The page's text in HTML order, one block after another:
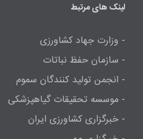
لینک های مرتبط
- وزارت جهاد کشاورزی
- سازمان حفظ نباتات
- انجمن تولید کنندگان سموم
- موسسه تحقیقات گیاهپزشکی
- خبرگزاری کشاورزی ایران